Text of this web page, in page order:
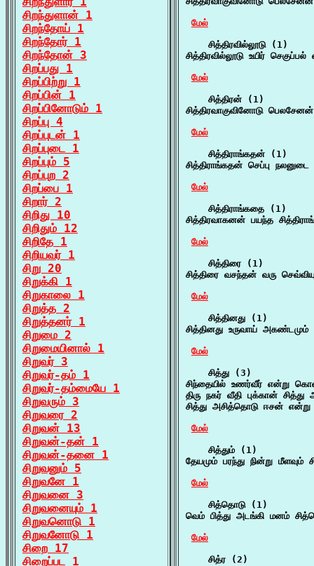
சிறந்துளான் 1
சிறந்தோய் 1
சிறந்தோர் 1
சிறந்தோன் 3
சிறப்பது 1
சிறப்பிற்று 1
சிறப்பின் 1
சிறப்பினோடும் 1
சிறப்பு 4
சிறப்புடன் 1
சிறப்புடை 1
சிறப்பும் 5
சிறப்புற 2
சிறப்பை 1
சிறார் 2
சிறிது 10
சிறிதும் 12
சிறிதே 1
சிறியவர் 1
சிறு 20
சிறுக்கி 1
சிறுகாலை 1
சிறுத்த 2
சிறுத்தனர் 1
சிறுமை 2
சிறுமையினால் 1
சிறுவர் 3
சிறுவர்-தம் 1
சிறுவர்-தம்மையே 1
சிறுவரும் 3
சிறுவரை 2
சிறுவன் 13
சிறுவன்-தன் 1
சிறுவன்-தனை 1
சிறுவனும் 5
சிறுவனே 1
சிறுவனை 3
சிறுவனையும் 1
சிறுவனொடு 1
சிறுவனோடு 1
சிறை 17
சிறைப்பட 1
மேல்
    சித்திரவில்லூடு (1)
சித்திரவில்லூடு உயிர்
மேல்
    சித்திரன் (1)
சித்திரவாகுவினோடு
மேல்
    சித்திராங்கதன் (1)
சித்திராங்கதன் செப்பு
மேல்
    சித்திராங்கதை (1)
சித்திரவாகனன் பயந்த
மேல்
    சித்திரை (1)
சித்திரை வசந்தன் வரு
மேல்
    சித்தினது (1)
சித்தினது உருவாய்
மேல்
    சித்து (3)
சிந்தையில் உணர்வீர் என்று
திரு நகர் வீதி புக்கான்
சித்து அசித்தொடு ஈசன்
மேல்
    சித்தும் (1)
தேயமும் பரந்து நின்று மீளவும்
மேல்
    சித்தொடு (1)
வெம் பித்து அடங்கி மனம்
மேல்
    சித்ர (2)